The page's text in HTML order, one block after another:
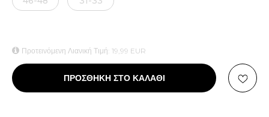
Προτεινόμενη Λιανική Τιμή: 19,99 EUR
ΠΡΟΣΘΗΚΗ ΣΤΟ ΚΑΛΑΘΙ